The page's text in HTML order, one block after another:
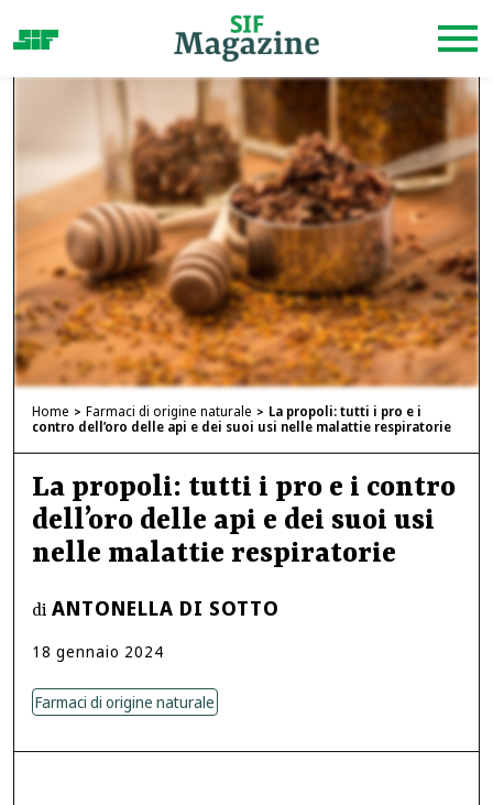
La propoli: tutti i pro e i contro
dell’oro delle api e dei suoi usi
nelle malattie respiratorie
di ANTONELLA DI SOTTO
18 gennaio 2024
Farmaci di origine naturale
Home Farmaci di origine naturale
La propoli: tutti i pro e i
contro dell’oro delle api e dei suoi usi nelle malattie respiratorie